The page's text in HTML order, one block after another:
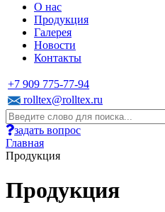
О нас
Продукция
Галерея
Новости
Контакты
+7 909 775-77-94
rolltex@rolltex.ru
задать вопрос
Главная
Продукция
Продукция